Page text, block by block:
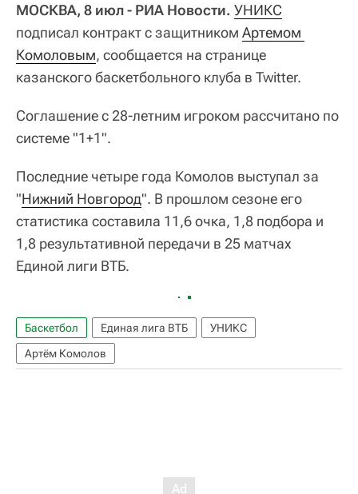
МОСКВА, 8 июл - РИА Новости. УНИКС
подписал контракт с защитником Артемом
Комоловым, сообщается на странице
казанского баскетбольного клуба в Twitter.
Соглашение с 28-летним игроком рассчитано по
системе "1+1".
Последние четыре года Комолов выступал за
"Нижний Новгород". В прошлом сезоне его
статистика составила 11,6 очка, 1,8 подбора и
1,8 результативной передачи в 25 матчах
Единой лиги ВТБ.
Баскетбол Единая лига ВТБ
УНИКС
Артём Комолов